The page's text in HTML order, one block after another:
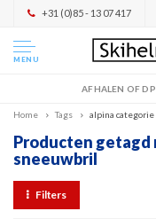
+31 (0)85 - 13 07 417
MENU
AFHALEN OF
Home Tags alpina
Producten getagd
sneeuwbril
Filters